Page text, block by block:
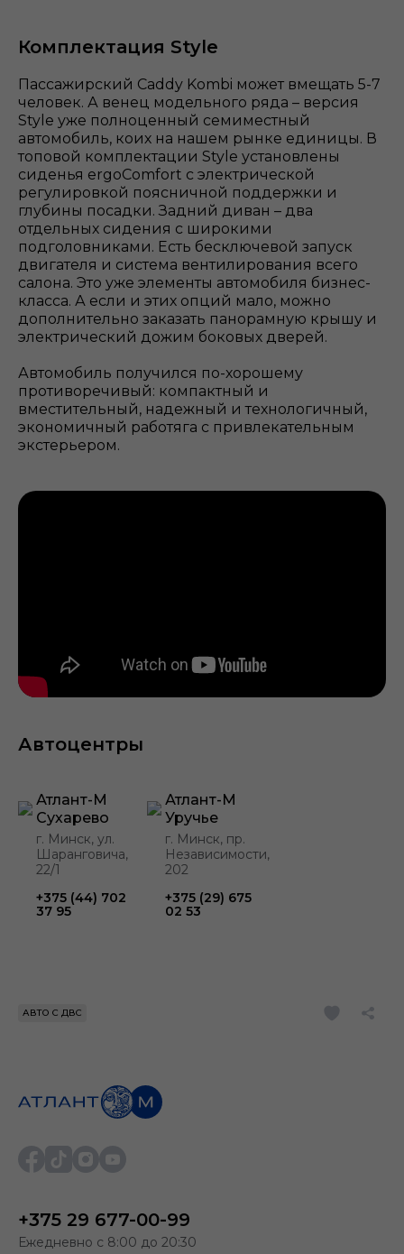
Комплектация Style
Пассажирский Caddy Kombi может вмещать 5-7
человек. А венец модельного ряда – версия
Style уже полноценный семиместный
автомобиль, коих на нашем рынке единицы. В
топовой комплектации Style установлены
сиденья ergoComfort с электрической
регулировкой поясничной поддержки и
глубины посадки. Задний диван – два
отдельных сидения с широкими
подголовниками. Есть бесключевой запуск
двигателя и система вентилирования всего
салона. Это уже элементы автомобиля бизнес-
класса. А если и этих опций мало, можно
дополнительно заказать панорамную крышу и
электрический дожим боковых дверей.
Автомобиль получился по-хорошему
противоречивый: компактный и
вместительный, надежный и технологичный,
экономичный работяга с привлекательным
экстерьером.
Автоцентры
Атлант-М
Сухарево
г. Минск, ул.
Шаранговича,
22/1
+375 (44) 702
37 95
Атлант-М
Уручье
г. Минск, пр.
Независимости,
202
+375 (29) 675
02 53
АВТО С ДВС
+375 29 677-00-99
Ежедневно с 8:00 до 20:30